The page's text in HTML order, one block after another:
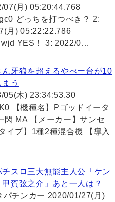
07(月) 05:20:44.768
どっちを打つべき？ 2:
月) 05:22:22.786
YES！ 3: 2022/0…
牙狼を超えるやべー台が10
う
05(木) 23:34:53.30
【機種名】Pゴッドイータ
閃 MA 【メーカー】サンセ
イプ】1種2種混合機 【導入
スロ三大無能主人公「ケン
甲賀弦之介」あと一人は？
パチンカー 2020/01/27(月)